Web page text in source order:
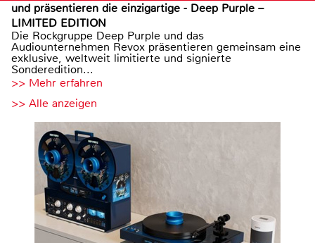
und präsentieren die einzigartige - Deep Purple –
LIMITED EDITION
Die Rockgruppe Deep Purple und das
Audiounternehmen Revox präsentieren gemeinsam eine
exklusive, weltweit limitierte und signierte
Sonderedition...
>> Mehr erfahren
>> Alle anzeigen